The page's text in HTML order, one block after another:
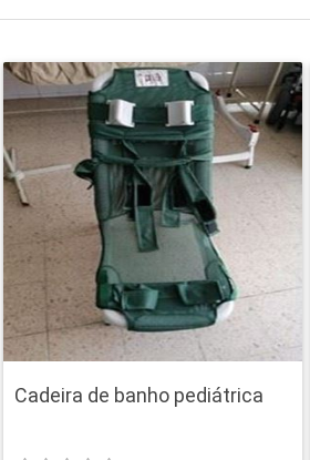
Cadeira de banho pediátrica